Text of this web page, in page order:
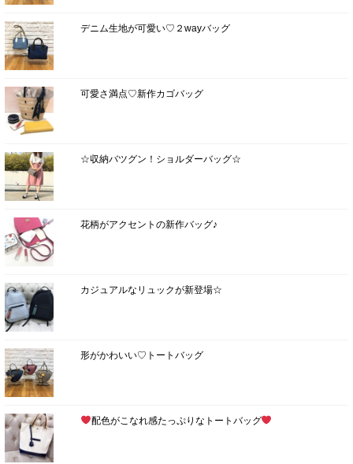
デニム生地が可愛い♡２wayバッグ
可愛さ満点♡新作カゴバッグ
☆収納バツグン！ショルダーバッグ☆
花柄がアクセントの新作バッグ♪
カジュアルなリュックが新登場☆
形がかわいい♡トートバッグ
配色がこなれ感たっぷりなトートバッグ